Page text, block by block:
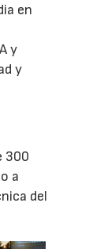
en
y
y
300
a
del